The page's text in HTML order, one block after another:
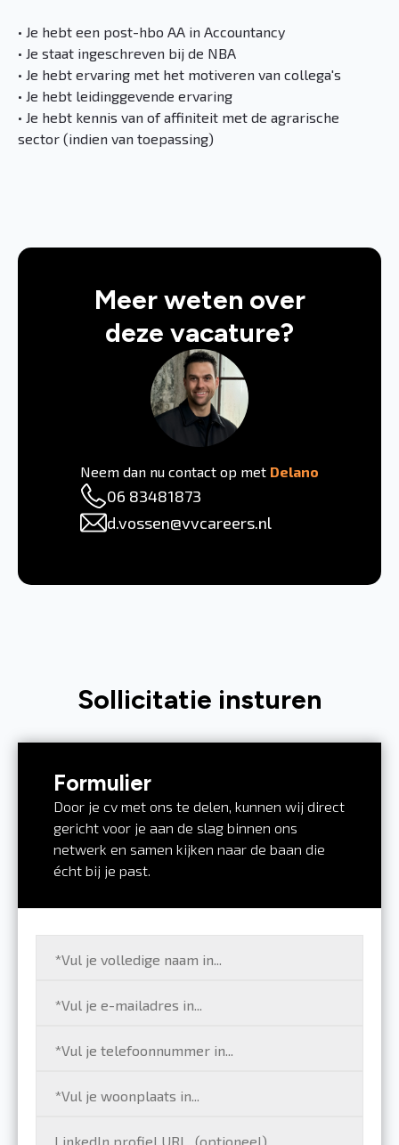
• Je hebt een post-hbo AA in Accountancy
• Je staat ingeschreven bij de NBA
• Je hebt ervaring met het motiveren van collega's
• Je hebt leidinggevende ervaring
• Je hebt kennis van of affiniteit met de agrarische
sector (indien van toepassing)
Meer weten over
deze vacature?
Neem dan nu contact op met Delano
06 83481873
d.vossen@vvcareers.nl
Sollicitatie insturen
Formulier
Door je cv met ons te delen, kunnen wij direct
gericht voor je aan de slag binnen ons
netwerk en samen kijken naar de baan die
écht bij je past.